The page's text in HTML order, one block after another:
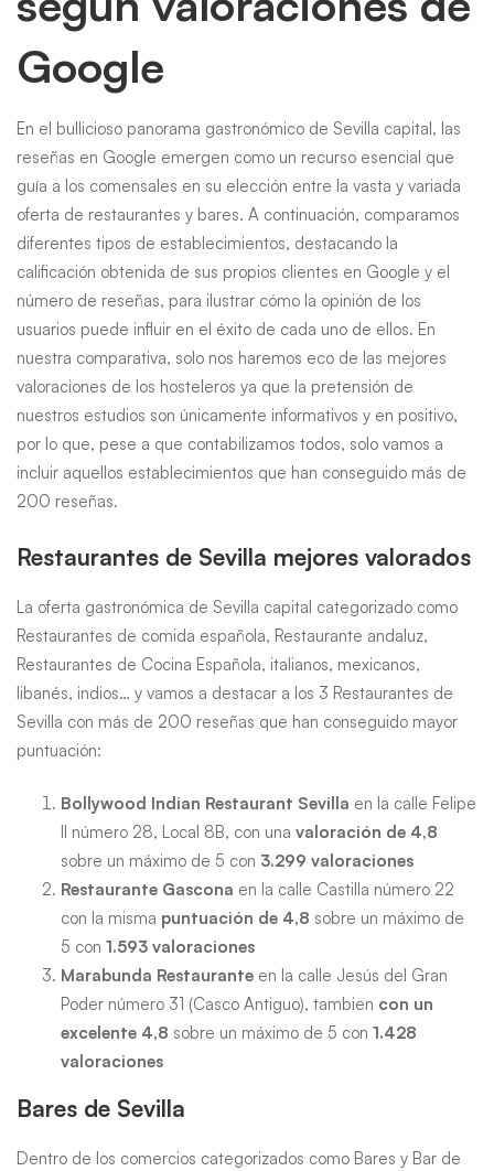
Google
En el bullicioso panorama gastronómico de Sevilla capital, las
reseñas en Google emergen como un recurso esencial que
guía a los comensales en su elección entre la vasta y variada
oferta de restaurantes y bares. A continuación, comparamos
diferentes tipos de establecimientos, destacando la
calificación obtenida de sus propios clientes en Google y el
número de reseñas, para ilustrar cómo la opinión de los
usuarios puede influir en el éxito de cada uno de ellos. En
nuestra comparativa, solo nos haremos eco de las mejores
valoraciones de los hosteleros ya que la pretensión de
nuestros estudios son únicamente informativos y en positivo,
por lo que, pese a que contabilizamos todos, solo vamos a
incluir aquellos establecimientos que han conseguido más de
200 reseñas.
Restaurantes de Sevilla mejores valorados
La oferta gastronómica de Sevilla capital categorizado como
Restaurantes de comida española, Restaurante andaluz,
Restaurantes de Cocina Española, italianos, mexicanos,
libanés, indios… y vamos a destacar a los 3 Restaurantes de
Sevilla con más de 200 reseñas que han conseguido mayor
puntuación:
Bollywood Indian Restaurant Sevilla en la calle Felipe
II número 28, Local 8B, con una valoración de 4,8
sobre un máximo de 5 con 3.299 valoraciones
Restaurante Gascona en la calle Castilla número 22
con la misma puntuación de 4,8 sobre un máximo de
5 con 1.593 valoraciones
Marabunda Restaurante en la calle Jesús del Gran
Poder número 31 (Casco Antiguo), tambien con un
excelente 4,8 sobre un máximo de 5 con 1.428
valoraciones
Bares de Sevilla
Dentro de los comercios categorizados como Bares y Bar de